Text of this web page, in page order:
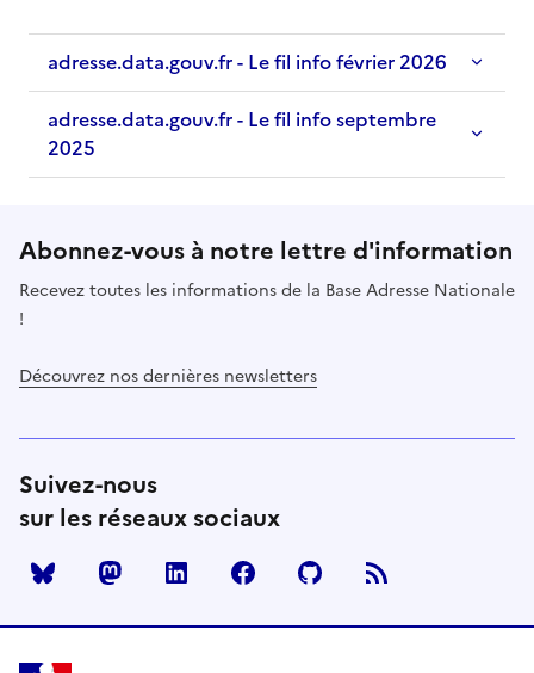
adresse.data.gouv.fr - Le fil info février 2026
adresse.data.gouv.fr - Le fil info septembre
2025
Abonnez-vous à notre lettre d'information
Recevez toutes les informations de la Base Adresse Nationale
!
Découvrez nos dernières newsletters
Suivez-nous
sur les réseaux sociaux
MastodonLinkedIn FacebookGithub